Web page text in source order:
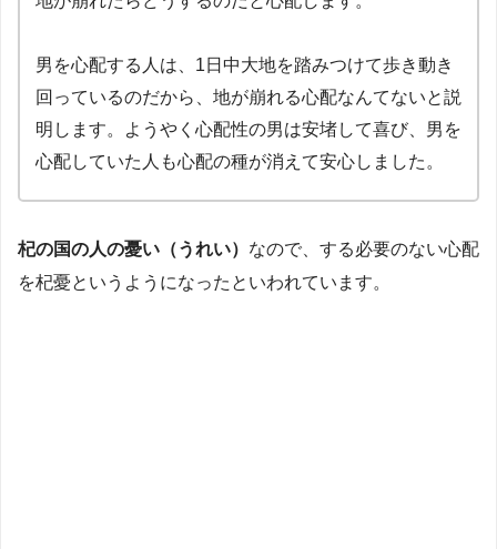
男を心配する人は、1日中大地を踏みつけて歩き動き
回っているのだから、地が崩れる心配なんてないと説
明します。ようやく心配性の男は安堵して喜び、男を
心配していた人も心配の種が消えて安心しました。
杞の国の人の憂い（うれい） なので、する必要のない心配
を杞憂というようになったといわれています。